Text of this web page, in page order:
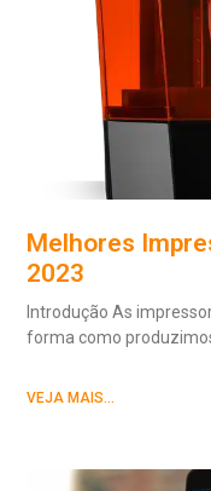
Melhores
2023
Introdução As
forma como
VEJA MAIS...